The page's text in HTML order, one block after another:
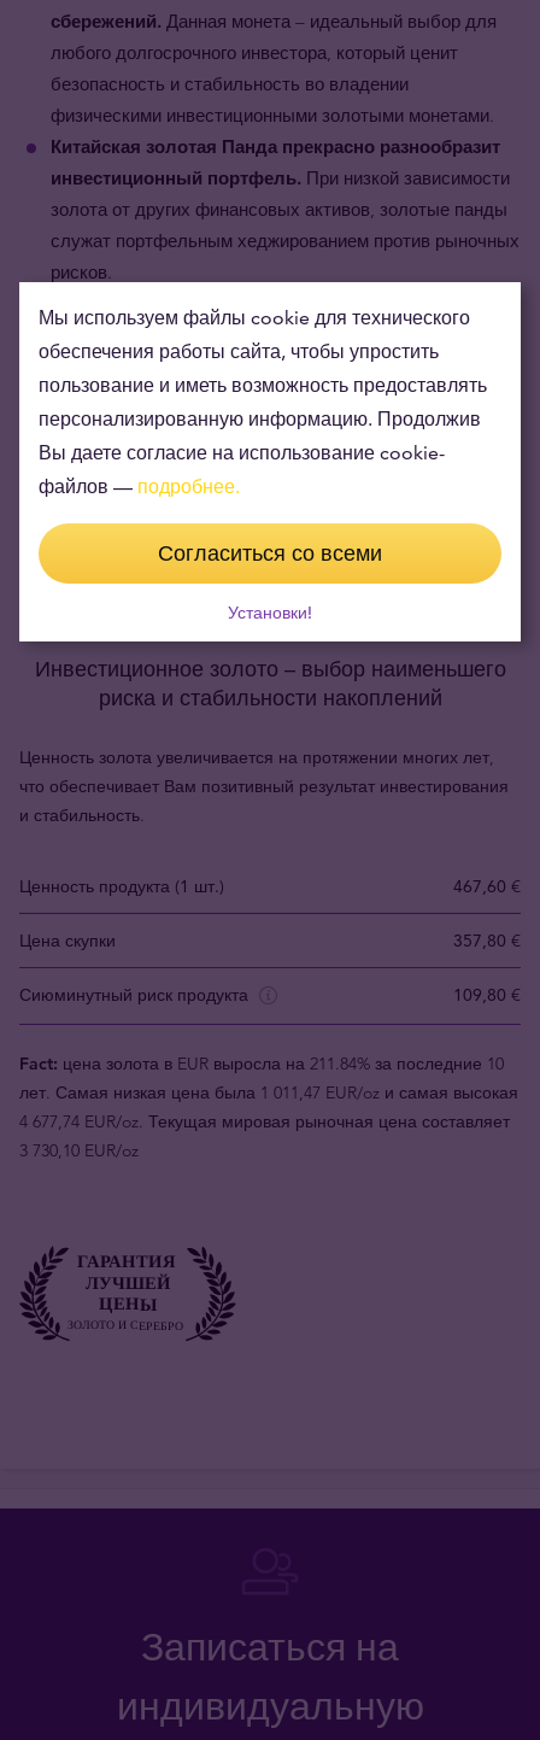
сбережений. Данная монета – идеальный выбор для
любого долгосрочного инвестора, который ценит
безопасность и стабильность во владении
физическими инвестиционными золотыми монетами.
Китайская золотая Панда прекрасно разнообразит
инвестиционный портфель. При низкой зависимости
золота от других финансовых активов, золотые панды
служат портфельным хеджированием против рыночных
рисков.
Инвестиционное золото – выбор наименьшего
риска и стабильности накоплений
Ценность золота увеличивается на протяжении многих лет,
что обеспечивает Вам позитивный результат инвестирования
и стабильность.
Ценность продукта (1 шт.) 467,60 €
Цена скупки 357,80 €
Сиюминутный риск продукта 109,80 €
Fact: цена золота в EUR выросла на 211.84% за последние 10
лет. Самая низкая цена была 1 011,47 EUR/oz и самая высокая
4 677,74 EUR/oz. Текущая мировая рыночная цена составляет
3 730,10 EUR/oz
Записаться на
индивидуальную
Мы используем файлы cookie для технического
обеспечения работы сайта, чтобы упростить
пользование и иметь возможность предоставлять
персонализированную информацию. Продолжив
Вы даете согласие на использование cookie-
файлов — подробнее.
Согласиться со всеми
Установки!